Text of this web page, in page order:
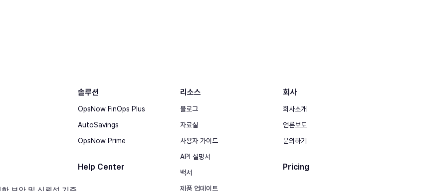
솔루션
OpsNow FinOps Plus
AutoSavings
OpsNow Prime
Help Center
리소스
블로그
자료실
사용자 가이드
API 설명서
백서
제품 업데이트
회사
회사소개
언론보도
문의하기
Pricing